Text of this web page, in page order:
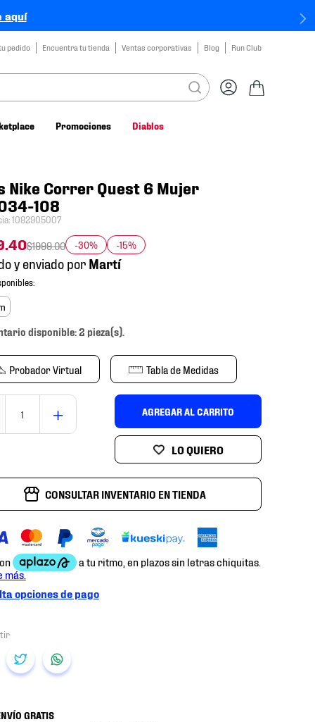
aquí
pedido Encuentra tu tienda Ventas corporativas Blog Run Club
Promociones Diablos
Nike Correr Quest 6 Mujer
108
:1082905007
.40$1999.00 -30% -15%
y enviado por
disponible: 2 pieza(s).
Probador Virtual Tabla de Medidas
＋ AGREGAR AL CARRITO
CONSULTAR INVENTARIO EN TIENDA
opciones de pago
GRATIS